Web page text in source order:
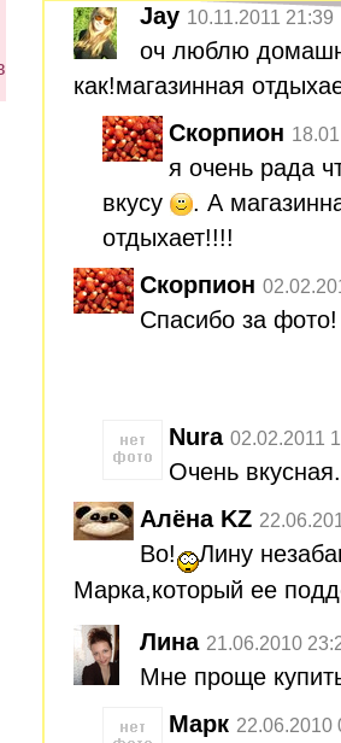
Jay 10.11.2011 21:39
оч люблю
как!магазинная
Скорпион
я очень рада
вкусу
. А
отдыхает!!!!
Скорпион
Спасибо за
Nura 02.02.2011
Очень вкусная.
Алёна KZ
Во!
Лину
Марка,который ее
Лина 21.06.2010
Мне проще
Марк 22.06.2010